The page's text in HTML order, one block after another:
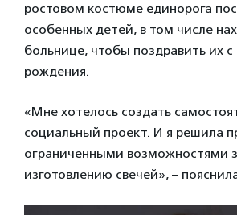
ростовом костюме единорога
особенных детей, в том числе
больнице, чтобы поздравить их
рождения.
«Мне хотелось создать
социальный проект. И я решила
ограниченными возможностями
изготовлению свечей», –